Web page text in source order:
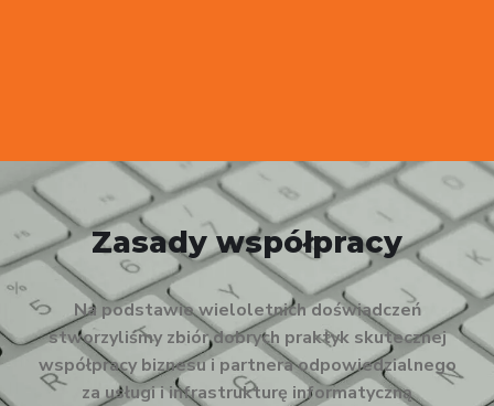
Zasady współpracy
Na podstawie wieloletnich doświadczeń
stworzyliśmy zbiór dobrych praktyk skutecznej
współpracy biznesu i partnera odpowiedzialnego
za usługi i infrastrukturę informatyczną